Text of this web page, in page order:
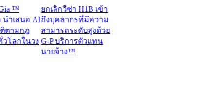
™
สนอ AI
มกฎ
กในวง
ยกเลิกวีซ่า H1B เข้า
ถึงบุคลากรที่มีความ
สามารถระดับสูงด้วย
G-P บริการตัวแทน
นายจ้าง™​​